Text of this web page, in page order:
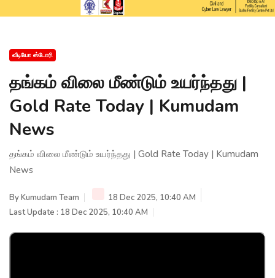
வீடியோ ஸ்டோரி
தங்கம் விலை மீண்டும் உயர்ந்தது |
Gold Rate Today | Kumudam
News
தங்கம் விலை மீண்டும் உயர்ந்தது | Gold Rate Today | Kumudam
News
ByKumudam Team
18 Dec 2025, 10:40 AM
Last Update : 18 Dec 2025, 10:40 AM